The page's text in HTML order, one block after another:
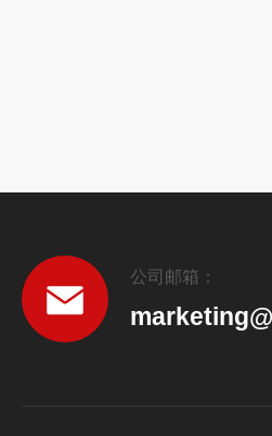
粒径颗粒的检测
公司邮箱：